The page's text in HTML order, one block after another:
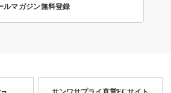
ルマガジン無料登録